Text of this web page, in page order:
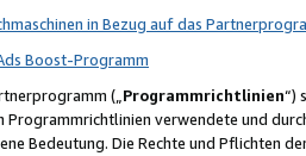
in Bezug auf das
Boost-Programm
(„Programmrichtlinien“)
Programmrichtlinien verwendete und
Bedeutung. Die Rechte und Pflichten